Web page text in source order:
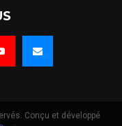
Conçu et développé